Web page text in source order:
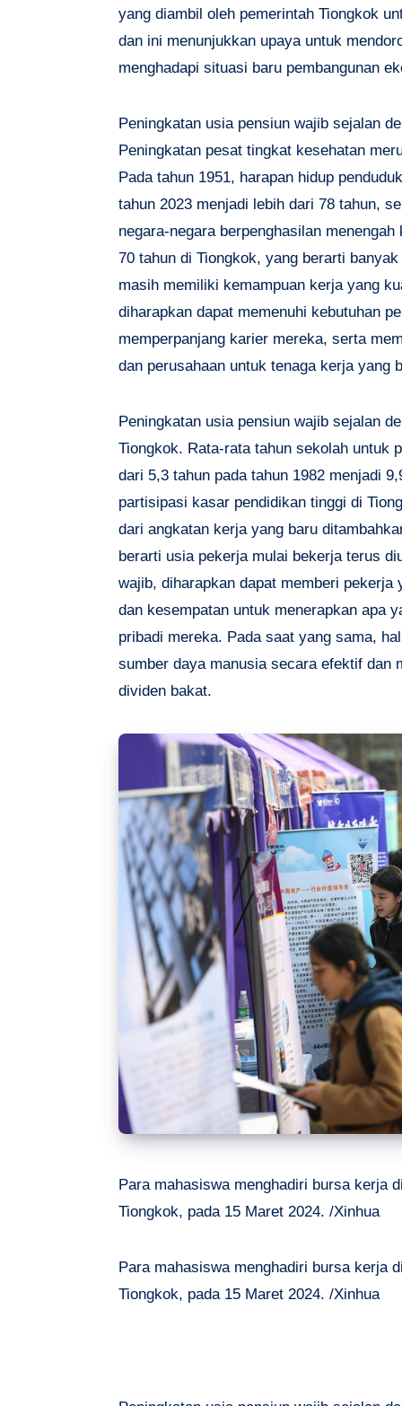
yang diambil oleh pemerintah Tiongkok
dan ini menunjukkan upaya untuk
menghadapi situasi baru pembangunan
Peningkatan usia pensiun wajib sejalan
Peningkatan pesat tingkat kesehatan
Pada tahun 1951, harapan hidup
tahun 2023 menjadi lebih dari 78 tahun,
negara-negara berpenghasilan
70 tahun di Tiongkok, yang berarti
masih memiliki kemampuan kerja yang
diharapkan dapat memenuhi kebutuhan
memperpanjang karier mereka, serta
dan perusahaan untuk tenaga kerja yang
Peningkatan usia pensiun wajib sejalan
Tiongkok. Rata-rata tahun sekolah untuk
dari 5,3 tahun pada tahun 1982 menjadi
partisipasi kasar pendidikan tinggi di
dari angkatan kerja yang baru
berarti usia pekerja mulai bekerja terus
wajib, diharapkan dapat memberi
dan kesempatan untuk menerapkan apa
pribadi mereka. Pada saat yang sama,
sumber daya manusia secara efektif dan
dividen bakat.
Para mahasiswa menghadiri bursa kerja
Tiongkok, pada 15 Maret 2024. /Xinhua
Para mahasiswa menghadiri bursa kerja
Tiongkok, pada 15 Maret 2024. /Xinhua